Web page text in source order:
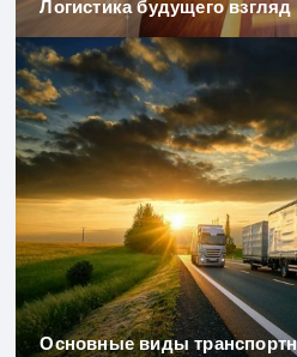
Логистика будущего взгляд
Основные виды